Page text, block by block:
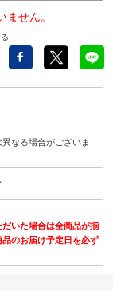
せん。
なる場合がございま
いた場合は全商品が揃
のお届け予定日を必ず